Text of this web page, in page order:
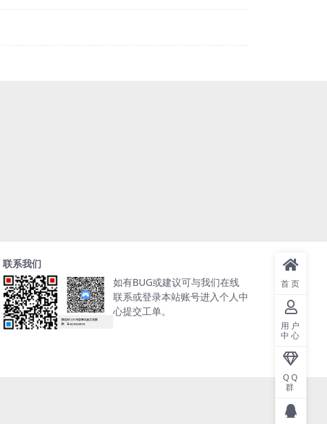
联系我们
如有BUG或建议可与我们在线
联系或登录本站账号进入个人中
心提交工单。
首页
用户
中心
QQ
群